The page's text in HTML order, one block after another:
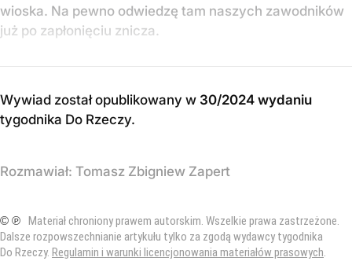
wioska. Na pewno odwiedzę tam naszych zawodników
już po zapłonięciu znicza.
Wywiad został opublikowany w 30/2024 wydaniu
tygodnika Do Rzeczy.
Rozmawiał: Tomasz Zbigniew Zapert
© ℗ Materiał chroniony prawem autorskim. Wszelkie prawa zastrzeżone.
Dalsze rozpowszechnianie artykułu tylko za zgodą wydawcy tygodnika
Do Rzeczy. Regulamin i warunki licencjonowania materiałów prasowych.